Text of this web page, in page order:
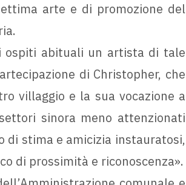
arte e di promozione del
ospiti abituali un artista di tale
di Christopher, che
villaggio e la sua vocazione a
sinora meno attenzionati
di stima e amicizia instauratosi,
di prossimità e riconoscenza».